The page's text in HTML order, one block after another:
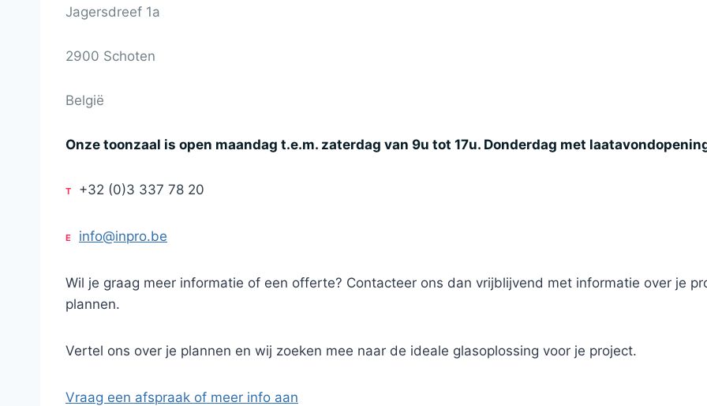
Jagersdreef 1a
2900 Schoten
België
Onze toonzaal is open maandag t.e.m. zaterdag van 9u tot 17u. Donderdag met
T +32 (0)3 337 78 20
E info@inpro.be
Wil je graag meer informatie of een offerte? Contacteer ons dan vrijblijvend met informatie over je
plannen.
Vertel ons over je plannen en wij zoeken mee naar de ideale glasoplossing voor je project.
Vraag een afspraak of meer info aan